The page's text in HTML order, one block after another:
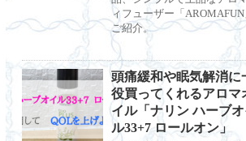
ィフューザー「
ご紹介。
頭痛緩和や眠気解消に
役買ってくれるアロマ
イル「ナリン ハーブオ
ル33+7 ロールオン」